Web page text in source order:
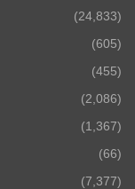
(24,833)
(605)
(455)
(2,086)
(1,367)
(66)
(7,377)